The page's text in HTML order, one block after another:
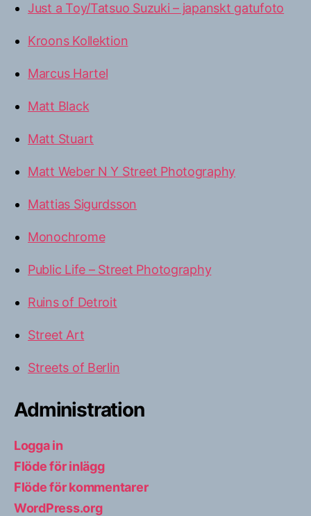
Just a Toy/Tatsuo Suzuki – japanskt gatufoto
Kroons Kollektion
Marcus Hartel
Matt Black
Matt Stuart
Matt Weber N Y Street Photography
Mattias Sigurdsson
Monochrome
Public Life – Street Photography
Ruins of Detroit
Street Art
Streets of Berlin
Administration
Logga in
Flöde för inlägg
Flöde för kommentarer
WordPress.org